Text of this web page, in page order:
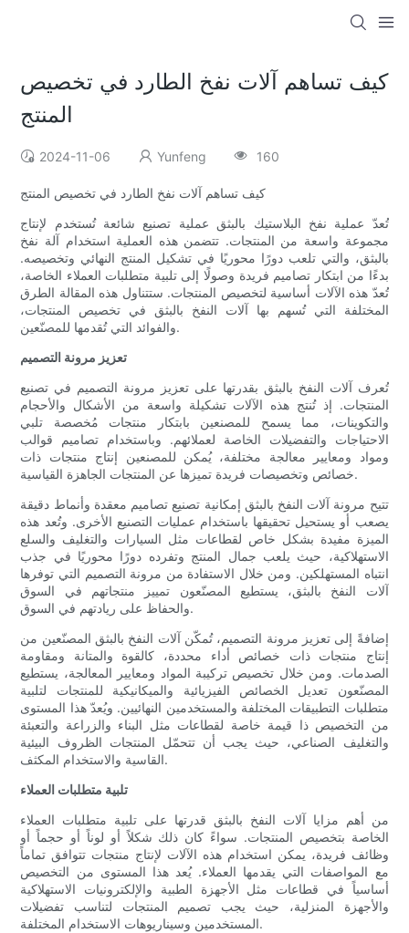
كيف تساهم آلات نفخ الطارد في تخصيص
المنتج
2024-11-06 Yunfeng 160
كيف تساهم آلات نفخ الطارد في تخصيص المنتج
تُعدّ عملية نفخ البلاستيك بالبثق عملية تصنيع شائعة تُستخدم لإنتاج
مجموعة واسعة من المنتجات. تتضمن هذه العملية استخدام آلة نفخ
بالبثق، والتي تلعب دورًا محوريًا في تشكيل المنتج النهائي وتخصيصه.
بدءًا من ابتكار تصاميم فريدة وصولًا إلى تلبية متطلبات العملاء الخاصة،
تُعدّ هذه الآلات أساسية لتخصيص المنتجات. ستتناول هذه المقالة الطرق
المختلفة التي تُسهم بها آلات النفخ بالبثق في تخصيص المنتجات،
والفوائد التي تُقدمها للمصنّعين.
تعزيز مرونة التصميم
تُعرف آلات النفخ بالبثق بقدرتها على تعزيز مرونة التصميم في تصنيع
المنتجات. إذ تُنتج هذه الآلات تشكيلة واسعة من الأشكال والأحجام
والتكوينات، مما يسمح للمصنعين بابتكار منتجات مُخصصة تلبي
الاحتياجات والتفضيلات الخاصة لعملائهم. وباستخدام تصاميم قوالب
ومواد ومعايير معالجة مختلفة، يُمكن للمصنعين إنتاج منتجات ذات
خصائص وتخصيصات فريدة تميزها عن المنتجات الجاهزة القياسية.
تتيح مرونة آلات النفخ بالبثق إمكانية تصنيع تصاميم معقدة وأنماط دقيقة
يصعب أو يستحيل تحقيقها باستخدام عمليات التصنيع الأخرى. وتُعد هذه
الميزة مفيدة بشكل خاص لقطاعات مثل السيارات والتغليف والسلع
الاستهلاكية، حيث يلعب جمال المنتج وتفرده دورًا محوريًا في جذب
انتباه المستهلكين. ومن خلال الاستفادة من مرونة التصميم التي توفرها
آلات النفخ بالبثق، يستطيع المصنّعون تمييز منتجاتهم في السوق
والحفاظ على ريادتهم في السوق.
إضافةً إلى تعزيز مرونة التصميم، تُمكّن آلات النفخ بالبثق المصنّعين من
إنتاج منتجات ذات خصائص أداء محددة، كالقوة والمتانة ومقاومة
الصدمات. ومن خلال تخصيص تركيبة المواد ومعايير المعالجة، يستطيع
المصنّعون تعديل الخصائص الفيزيائية والميكانيكية للمنتجات لتلبية
متطلبات التطبيقات المختلفة والمستخدمين النهائيين. ويُعدّ هذا المستوى
من التخصيص ذا قيمة خاصة لقطاعات مثل البناء والزراعة والتعبئة
والتغليف الصناعي، حيث يجب أن تتحمّل المنتجات الظروف البيئية
القاسية والاستخدام المكثف.
تلبية متطلبات العملاء
من أهم مزايا آلات النفخ بالبثق قدرتها على تلبية متطلبات العملاء
الخاصة بتخصيص المنتجات. سواءً كان ذلك شكلاً أو لوناً أو حجماً أو
وظائف فريدة، يمكن استخدام هذه الآلات لإنتاج منتجات تتوافق تماماً
مع المواصفات التي يقدمها العملاء. يُعد هذا المستوى من التخصيص
أساسياً في قطاعات مثل الأجهزة الطبية والإلكترونيات الاستهلاكية
والأجهزة المنزلية، حيث يجب تصميم المنتجات لتناسب تفضيلات
المستخدمين وسيناريوهات الاستخدام المختلفة.